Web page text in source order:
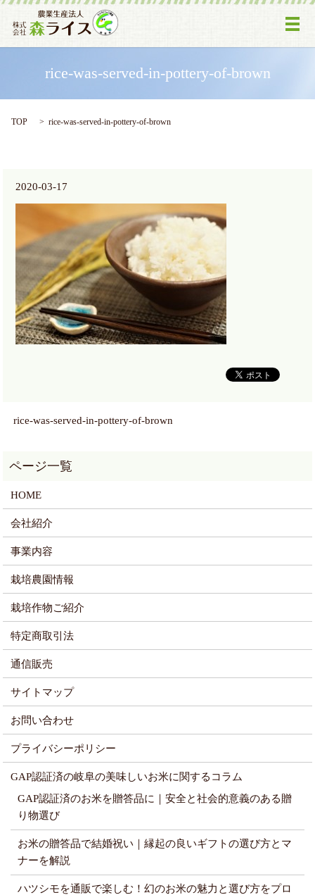
メ
rice-was-served-in-pottery-of-brown
TOP rice-was-served-in-pottery-of-brown
2020-03-17
rice-was-served-in-pottery-of-brown
HOME
会社紹介
事業内容
栽培農園情報
栽培作物ご紹介
特定商取引法
通信販売
サイトマップ
お問い合わせ
プライバシーポリシー
GAP認証済の岐阜の美味しいお米に関するコラム
GAP認証済のお米を贈答品に｜安全と社会的意義のある贈
り物選び
お米の贈答品で結婚祝い｜縁起の良いギフトの選び方とマ
ナーを解説
ハツシモを通販で楽しむ！幻のお米の魅力と選び方をプロ